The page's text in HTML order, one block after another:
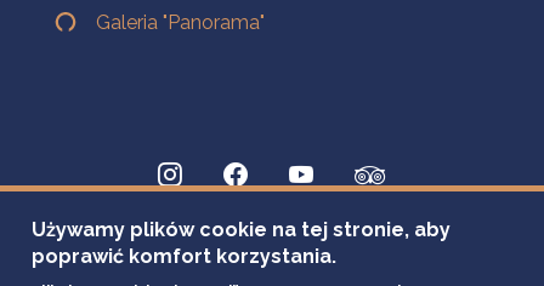
Galeria "Panorama"
Używamy plików cookie na tej stronie, aby
poprawić komfort korzystania.